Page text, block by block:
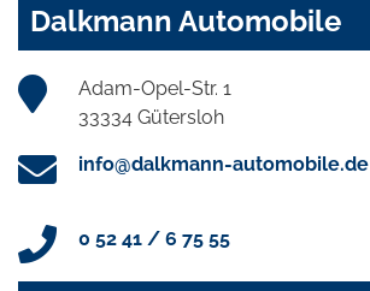
Dalkmann Automobile
Adam-Opel-Str. 1
33334 Gütersloh
info@dalkmann-automobile.de
0 52 41 / 6 75 55